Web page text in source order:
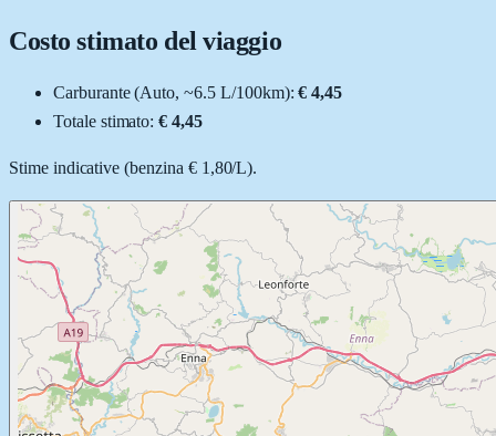
Costo stimato del viaggio
Carburante (Auto, ~6.5 L/100km): € 4,45
Totale stimato:€ 4,45
Stime indicative (benzina € 1,80/L).